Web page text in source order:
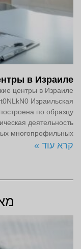
в Израиле
центры в Израиле
Израильская
по образцу
деятельность
многопрофильных
קרא עוד »